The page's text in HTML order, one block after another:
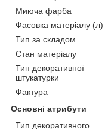
Миюча фарба
Фасовка матеріалу (л)
Тип за складом
Стан матеріалу
Тип декоративної
штукатурки
Фактура
Основні атрибути
Тип декоративного